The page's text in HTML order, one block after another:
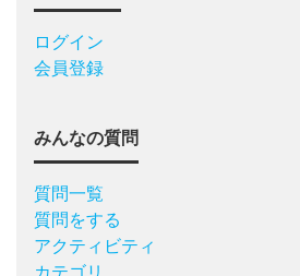
ログイン
会員登録
みんなの質問
質問一覧
質問をする
アクティビティ
カテゴリ